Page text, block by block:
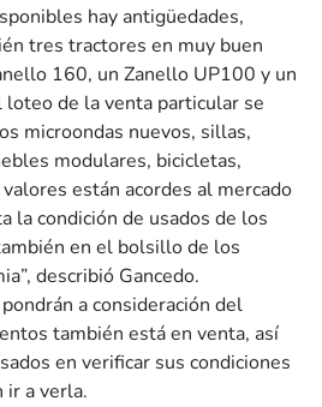
hay antigüedades,
tres tractores en muy buen
160, un Zanello UP100 y un
loteo de la venta particular se
microondas nuevos, sillas,
modulares, bicicletas,
están acordes al mercado
la condición de usados de los
en el bolsillo de los
describió Gancedo.
a consideración del
también está en venta, así
en verificar sus condiciones
ir a verla.